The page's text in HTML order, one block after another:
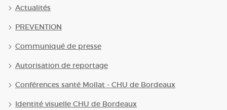
Actualités
PREVENTION
Communiqué de presse
Autorisation de reportage
Conférences santé Mollat - CHU de Bordeaux
Identité visuelle CHU de Bordeaux